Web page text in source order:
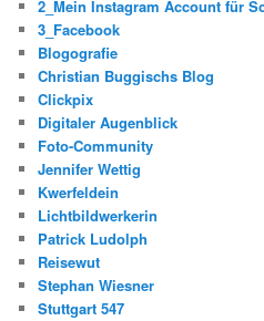
2_Mein Instagram Account für
3_Facebook
Blogografie
Christian Buggischs Blog
Clickpix
Digitaler Augenblick
Foto-Community
Jennifer Wettig
Kwerfeldein
Lichtbildwerkerin
Patrick Ludolph
Reisewut
Stephan Wiesner
Stuttgart 547